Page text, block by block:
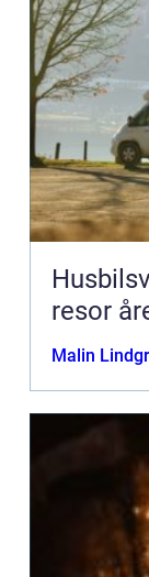
resor
Malin